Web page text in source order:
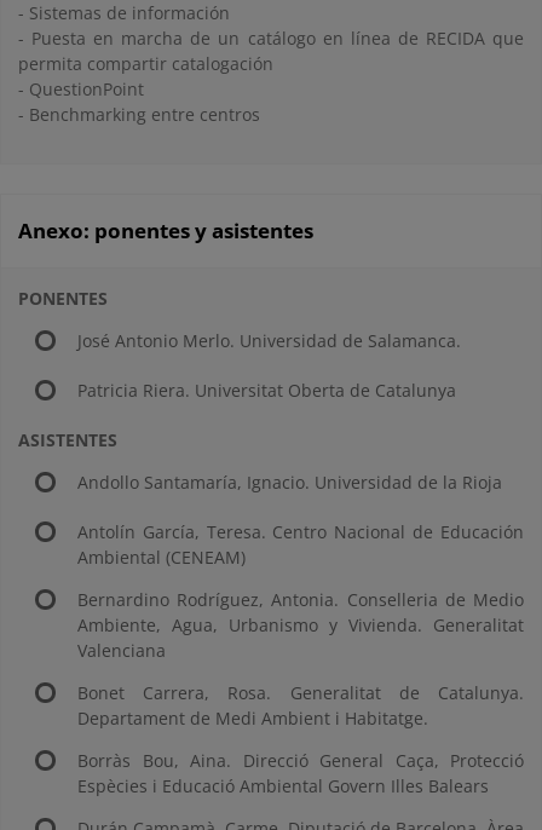
- Sistemas de información
- Puesta en marcha de un catálogo en línea de RECIDA que
permita compartir catalogación
- QuestionPoint
- Benchmarking entre centros
Anexo: ponentes y asistentes
PONENTES
José Antonio Merlo. Universidad de Salamanca.
Patricia Riera. Universitat Oberta de Catalunya
ASISTENTES
Andollo Santamaría, Ignacio. Universidad de la Rioja
Antolín García, Teresa. Centro Nacional de Educación
Ambiental (CENEAM)
Bernardino Rodríguez, Antonia. Conselleria de Medio
Ambiente, Agua, Urbanismo y Vivienda. Generalitat
Valenciana
Bonet Carrera, Rosa. Generalitat de Catalunya.
Departament de Medi Ambient i Habitatge.
Borràs Bou, Aina. Direcció General Caça, Protecció
Espècies i Educació Ambiental Govern Illes Balears